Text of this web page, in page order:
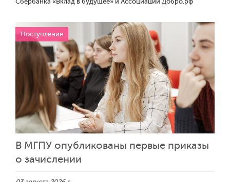
Поступление
В МГПУ опубликованы первые приказы
о зачислении